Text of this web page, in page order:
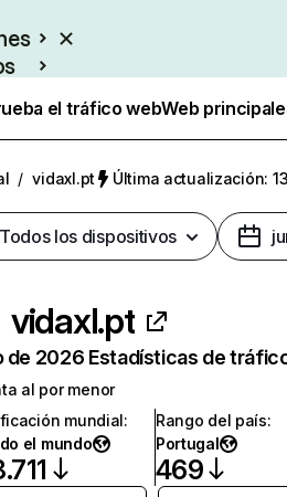
el tráfico webWeb
/ vidaxl.pt Última actualización:
Todos los dispositivos
vidaxl.pt
de 2026 Estadísticas de
al por menor
mundial:
el mundo
Rango del país:
Portugal
469